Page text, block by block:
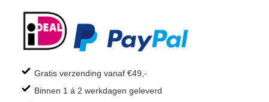
Gratis verzending vanaf €49,-
Binnen 1 á 2 werkdagen geleverd